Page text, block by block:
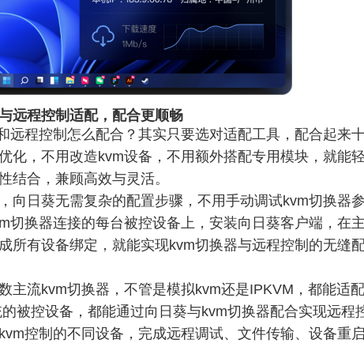
远程控制适配，配合更顺畅
远程控制怎么配合？其实只要选对适配工具，配合起来
化，不用改造kvm设备，不用额外搭配专用模块，就能
结合，兼顾高效与灵活。
向日葵无需复杂的配置步骤，不用手动调试kvm切换器
切换器连接的每台被控设备上，安装向日葵客户端，在
所有设备绑定，就能实现kvm切换器与远程控制的无缝
主流kvm切换器，不管是模拟kvm还是IPKVM，都能适
被控设备，都能通过向日葵与kvm切换器配合实现远程
控制的不同设备，完成远程调试、文件传输、设备重